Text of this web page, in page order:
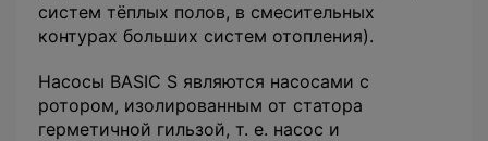
систем тёплых полов, в смесительных
контурах больших систем отопления).
Насосы BASIC S являются насосами с
ротором, изолированным от статора
герметичной гильзой, т. е. насос и